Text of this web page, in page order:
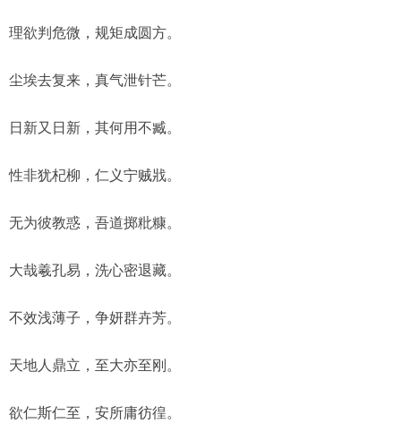
理欲判危微，规矩成圆方。
尘埃去复来，真气泄针芒。
日新又日新，其何用不臧。
性非犹杞柳，仁义宁贼戕。
无为彼教惑，吾道掷粃糠。
大哉羲孔易，洗心密退藏。
不效浅薄子，争妍群卉芳。
天地人鼎立，至大亦至刚。
欲仁斯仁至，安所庸彷徨。